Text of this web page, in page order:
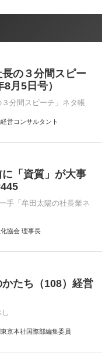
の３分間スピー
月5日号）
分間スピーチ」ネタ帳
営コンサルタント
「資質」が大事
手「牟田太陽の社長業ネ
協会 理事長
たち（108）経営
京本社国際部編集委員